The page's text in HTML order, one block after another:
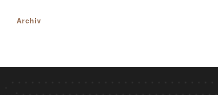
Archiv